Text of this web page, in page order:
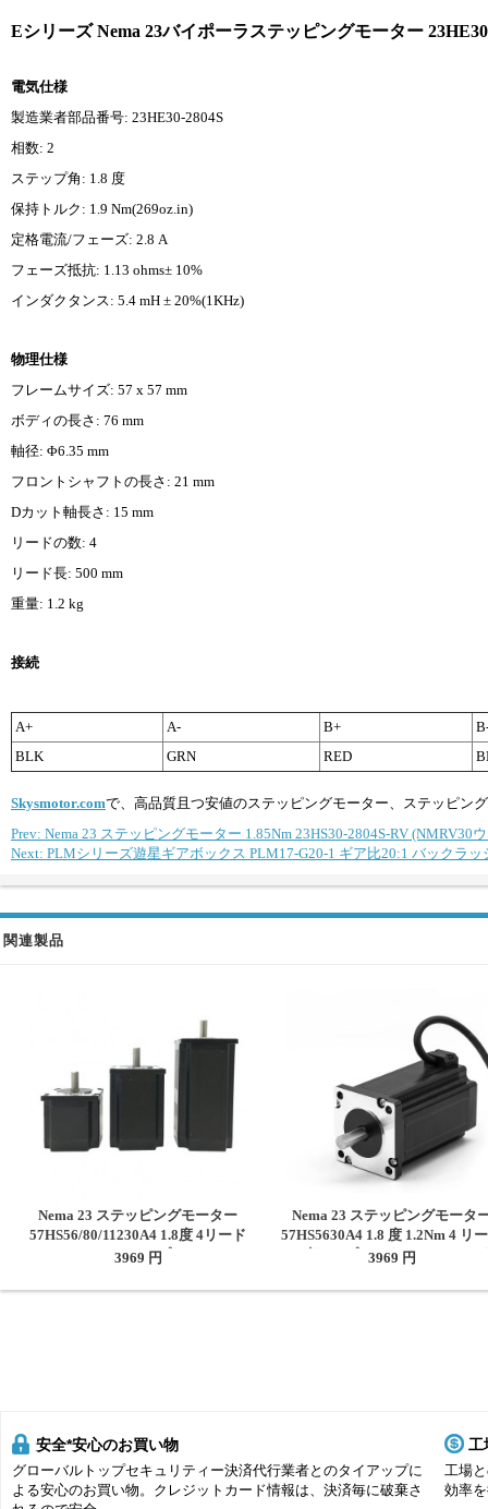
Eシリーズ Nema 23バイポーラステッピングモーター
電気仕様
製造業者部品番号: 23HE30-2804S
相数: 2
ステップ角: 1.8 度
保持トルク: 1.9 Nm(269oz.in)
定格電流/フェーズ: 2.8 A
フェーズ抵抗: 1.13 ohms± 10%
インダクタンス: 5.4 mH ± 20%(1KHz)
物理仕様
フレームサイズ: 57 x 57 mm
ボディの長さ: 76 mm
軸径: Φ6.35 mm
フロントシャフトの長さ: 21 mm
Dカット軸長さ: 15 mm
リードの数: 4
リード長: 500 mm
重量: 1.2 kg
接続
A+ A- B+
BLK
GRN RED
Skysmotor.comで、高品質且つ安値のステッピングモーター、ステッピン
Prev: Nema 23 ステッピングモーター 1.85Nm 23HS30-2804S-RV (NMRV30
Next: PLMシリーズ遊星ギアボックス PLM17-G20-1 ギア比20:1 バックラ
関連製品
Nema 23 ステッピングモーター
57HS56/80/11230A4 1.8度 4リード
1.2Nm/2Nm/3Nm 3Dプリント/CNC
3969 円
Nema 23 ステッピングモータ
57HS5630A4 1.8 度 1.2Nm 4 リ
3A 2 相 3D プリンター CNC ルー
3969 円
安全*安心のお買い物
グローバルトップセキュリティー決済代行業者とのタイアップに
よる安心のお買い物。クレジットカード情報は、決済毎に破棄さ
工
工場
効率